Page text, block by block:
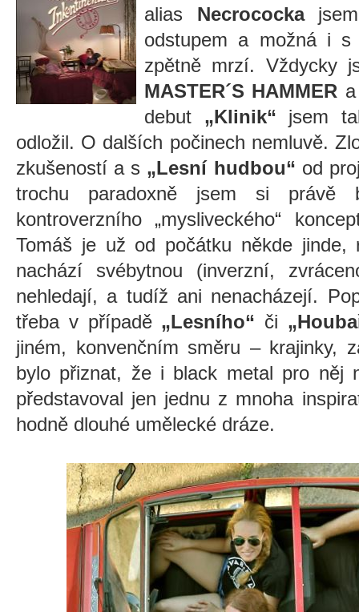
alias Necrocockajsem
odstupem a možná i s
zpětně mrzí. Vždycky
MASTER´S HAMMER
debut „Klinik“ jsem
odložil. O dalších počinech nemluvě.
zkušeností a s „Lesní hudbou“ od
trochu paradoxně jsem si právě
kontroverzního „mysliveckého“
Tomáš je už od počátku někde
nachází svébytnou (inverzní,
nehledají, a tudíž ani nenacházejí.
třeba v případě „Lesního“ či
jiném, konvenčním směru – krajinky,
bylo přiznat, že i black metal pro něj
představoval jen jednu z mnoha
hodně dlouhé umělecké dráze.